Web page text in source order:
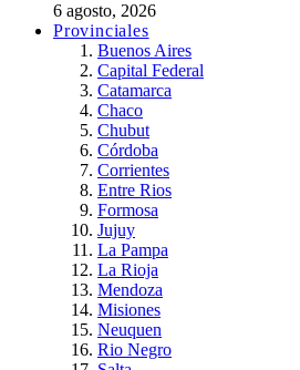
6 agosto, 2026
Provinciales
Buenos Aires
Capital Federal
Catamarca
Chaco
Chubut
Córdoba
Corrientes
Entre Rios
Formosa
Jujuy
La Pampa
La Rioja
Mendoza
Misiones
Neuquen
Rio Negro